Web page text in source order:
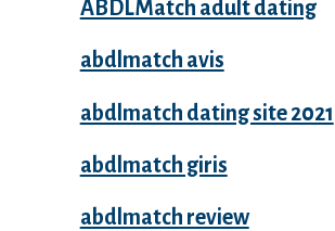
ABDLMatch adult dating
abdlmatch avis
abdlmatch dating site 2021
abdlmatch giris
abdlmatch review